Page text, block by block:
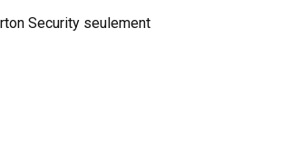
Security seulement